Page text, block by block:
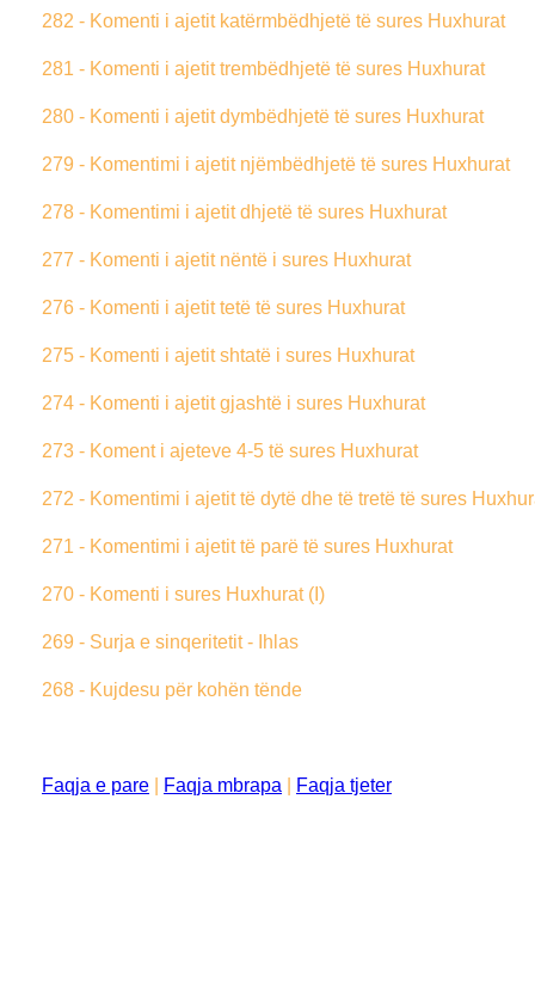
282 - Komenti i ajetit katërmbëdhjetë të sures Huxhurat
281 - Komenti i ajetit trembëdhjetë të sures Huxhurat
280 - Komenti i ajetit dymbëdhjetë të sures Huxhurat
279 - Komentimi i ajetit njëmbëdhjetë të sures Huxhurat
278 - Komentimi i ajetit dhjetë të sures Huxhurat
277 - Komenti i ajetit nëntë i sures Huxhurat
276 - Komenti i ajetit tetë të sures Huxhurat
275 - Komenti i ajetit shtatë i sures Huxhurat
274 - Komenti i ajetit gjashtë i sures Huxhurat
273 - Koment i ajeteve 4-5 të sures Huxhurat
272 - Komentimi i ajetit të dytë dhe të tretë të sures
271 - Komentimi i ajetit të parë të sures Huxhurat
270 - Komenti i sures Huxhurat (I)
269 - Surja e sinqeritetit - Ihlas
268 - Kujdesu për kohën tënde
Faqja e pare | Faqja mbrapa | Faqja tjeter